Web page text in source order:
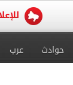
حوادث عرب